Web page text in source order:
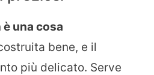
è una cosa
bene, e il
più delicato. Serve